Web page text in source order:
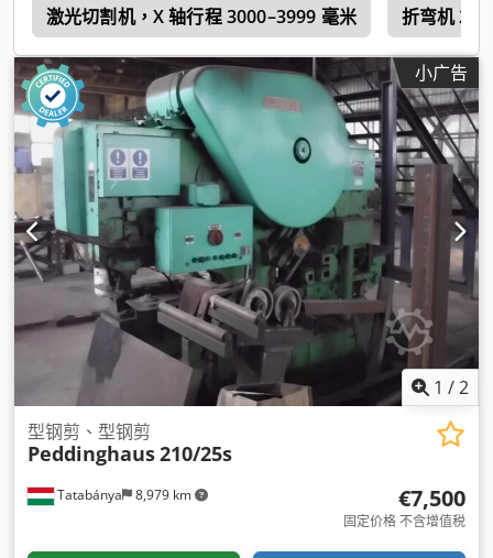
激光切割机，X 轴行程 3000–3999 毫米 折弯机
小广告
1 /2
Tatabánya 8,979 km
型钢剪、型钢剪
Peddinghaus210/25s
€7,500
固定价格 不含增值税